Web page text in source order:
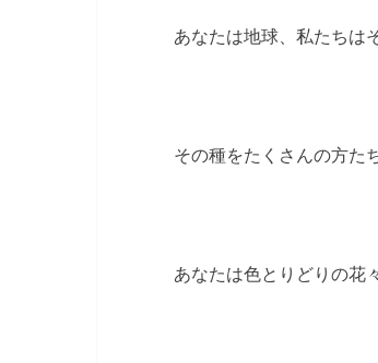
あなたは地球、私たちは
その種をたくさんの方た
あなたは色とりどりの花